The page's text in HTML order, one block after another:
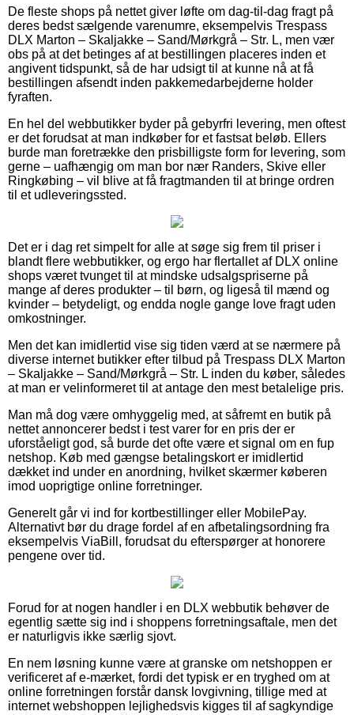
De fleste shops på nettet giver løfte om dag-til-dag fragt på
deres bedst sælgende varenumre, eksempelvis Trespass
DLX Marton – Skaljakke – Sand/Mørkgrå – Str. L, men vær
obs på at det betinges af at bestillingen placeres inden et
angivent tidspunkt, så de har udsigt til at kunne nå at få
bestillingen afsendt inden pakkemedarbejderne holder
fyraften.
En hel del webbutikker byder på gebyrfri levering, men oftest
er det forudsat at man indkøber for et fastsat beløb. Ellers
burde man foretrække den prisbilligste form for levering, som
gerne – uafhængig om man bor nær Randers, Skive eller
Ringkøbing – vil blive at få fragtmanden til at bringe ordren
til et udleveringssted.
Det er i dag ret simpelt for alle at søge sig frem til priser i
blandt flere webbutikker, og ergo har flertallet af DLX online
shops været tvunget til at mindske udsalgspriserne på
mange af deres produkter – til børn, og ligeså til mænd og
kvinder – betydeligt, og endda nogle gange love fragt uden
omkostninger.
Men det kan imidlertid vise sig tiden værd at se nærmere på
diverse internet butikker efter tilbud på Trespass DLX Marton
– Skaljakke – Sand/Mørkgrå – Str. L inden du køber, således
at man er velinformeret til at antage den mest betalelige pris.
Man må dog være omhyggelig med, at såfremt en butik på
nettet annoncerer bedst i test varer for en pris der er
uforståeligt god, så burde det ofte være et signal om en fup
netshop. Køb med gængse betalingskort er imidlertid
dækket ind under en anordning, hvilket skærmer køberen
imod uoprigtige online forretninger.
Generelt går vi ind for kortbestillinger eller MobilePay.
Alternativt bør du drage fordel af en afbetalingsordning fra
eksempelvis ViaBill, forudsat du efterspørger at honorere
pengene over tid.
Forud for at nogen handler i en DLX webbutik behøver de
egentlig sætte sig ind i shoppens forretningsaftale, men det
er naturligvis ikke særlig sjovt.
En nem løsning kunne være at granske om netshoppen er
verificeret af e-mærket, fordi det typisk er en tryghed om at
online forretningen forstår dansk lovgivning, tillige med at
internet webshoppen lejlighedsvis kigges til af sagkyndige